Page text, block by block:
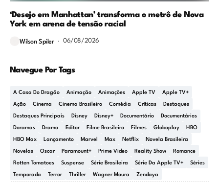
‘Desejo em Manhattan’ transforma o metrô de Nova
York em arena de tensão racial
Wilson Spiler 06/08/2026
Navegue Por Tags
A Casa Do Dragão Animação Animações Apple TV Apple TV+
Ação Cinema Cinema Brasileiro Comédia Críticas Destaques
Destaques Principais Disney Disney+ Documentário Documentários
Doramas Drama Editor Filme Brasileiro Filmes Globoplay HBO
HBO Max Lançamento Marvel Max Netflix Novela Brasileira
Novelas Oscar Paramount+ Prime Video Reality Show Romance
Rotten Tomatoes Suspense Série Brasileira Série Da Apple TV+ Séries
Temporada Terror Thriller Wagner Moura Zendaya